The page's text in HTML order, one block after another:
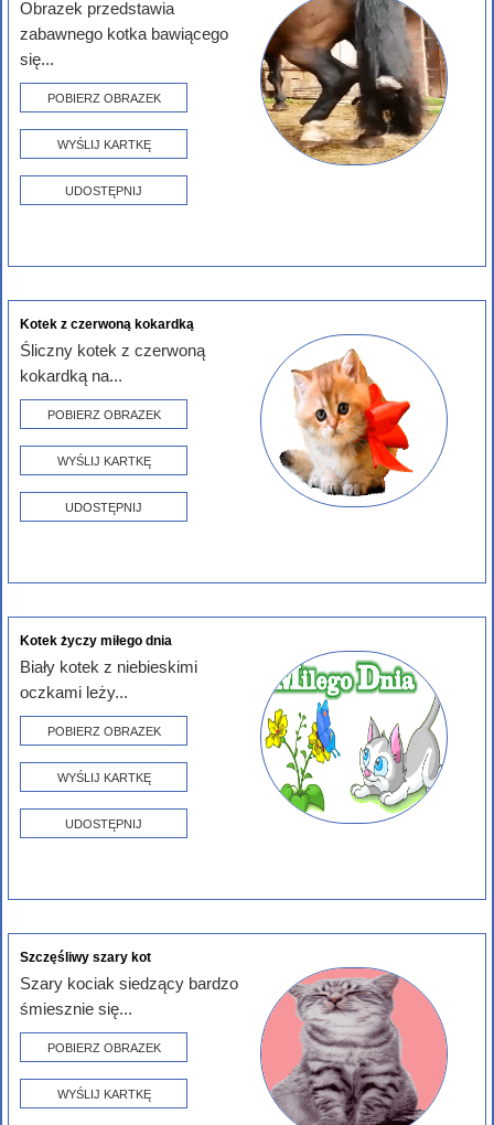
Obrazek przedstawia
zabawnego kotka bawiącego
się...
POBIERZ OBRAZEK
WYŚLIJ KARTKĘ
UDOSTĘPNIJ
Kotek z czerwoną kokardką
Śliczny kotek z czerwoną
kokardką na...
POBIERZ OBRAZEK
WYŚLIJ KARTKĘ
UDOSTĘPNIJ
Kotek życzy miłego dnia
Biały kotek z niebieskimi
oczkami leży...
POBIERZ OBRAZEK
WYŚLIJ KARTKĘ
UDOSTĘPNIJ
Szczęśliwy szary kot
Szary kociak siedzący bardzo
śmiesznie się...
POBIERZ OBRAZEK
WYŚLIJ KARTKĘ